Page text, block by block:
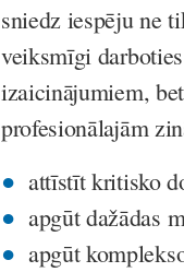
sniedz iespēju ne
veiksmīgi
izaicinājumiem,
profesionālajām
attīstīt kritisko
apgūt dažādas
apgūt